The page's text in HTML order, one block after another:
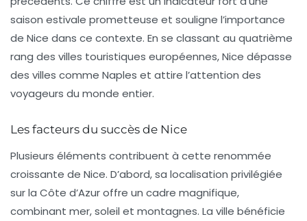
saison estivale prometteuse et souligne l’importance
de Nice dans ce contexte. En se classant au quatrième
rang des villes touristiques européennes, Nice dépasse
des villes comme Naples et attire l’attention des
voyageurs du monde entier.
Les facteurs du succès de Nice
Plusieurs éléments contribuent à cette renommée
croissante de Nice. D’abord, sa localisation privilégiée
sur la Côte d’Azur offre un cadre magnifique,
combinant mer, soleil et montagnes. La ville bénéficie